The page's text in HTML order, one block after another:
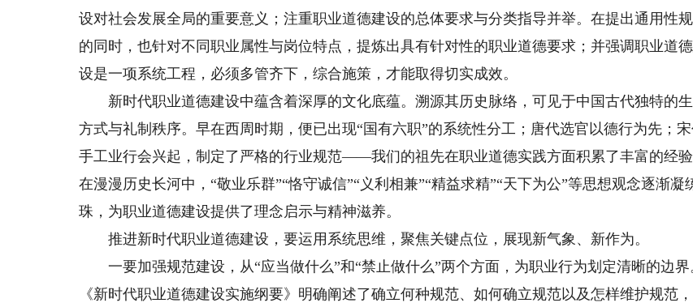
设对社会发展全局的重要意义；注重职业道德建设的总体要求与分类指导并举。在提出通用性
的同时，也针对不同职业属性与岗位特点，提炼出具有针对性的职业道德要求；并强调职业道
设是一项系统工程，必须多管齐下，综合施策，才能取得切实成效。
新时代职业道德建设中蕴含着深厚的文化底蕴。溯源其历史脉络，可见于中国古代独特的
方式与礼制秩序。早在西周时期，便已出现“国有六职”的系统性分工；唐代选官以德行为先；
手工业行会兴起，制定了严格的行业规范——我们的祖先在职业道德实践方面积累了丰富的经验
在漫漫历史长河中，“敬业乐群”“恪守诚信”“义利相兼”“精益求精”“天下为公”等思想观念逐渐凝
珠，为职业道德建设提供了理念启示与精神滋养。
推进新时代职业道德建设，要运用系统思维，聚焦关键点位，展现新气象、新作为。
一要加强规范建设，从“应当做什么”和“禁止做什么”两个方面，为职业行为划定清晰的边界
《新时代职业道德建设实施纲要》明确阐述了确立何种规范、如何确立规范以及怎样维护规范